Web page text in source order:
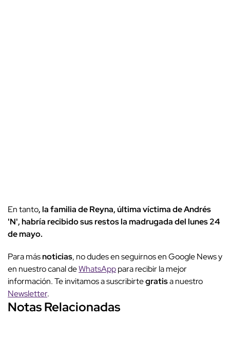
En tanto, la familia de Reyna, última víctima de Andrés
'N', habría recibido sus restos la madrugada del lunes 24
de mayo.
Para másnoticias, no dudes en seguirnos en Google News y
en nuestro canal deWhatsApppara recibir la mejor
información. Te invitamos a suscribirtegratisa nuestro
Newsletter.
Notas Relacionadas